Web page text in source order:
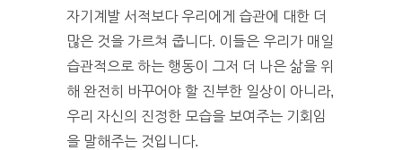
자기계발 서적보다 우리에게 습관에 대한 더
많은 것을 가르쳐 줍니다. 이들은 우리가 매일
습관적으로 하는 행동이 그저 더 나은 삶을 위
해 완전히 바꾸어야 할 진부한 일상이 아니라,
우리 자신의 진정한 모습을 보여주는 기회임
을 말해주는 것입니다.